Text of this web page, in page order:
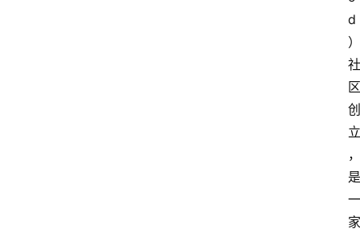
d
）
社
区
创
立
，
是
一
家